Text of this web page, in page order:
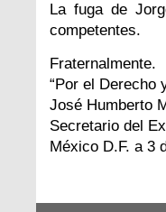
La fuga de
competentes.
Fraternalmente.
“Por el Derecho
José Humberto
Secretario del
México D.F. a 3